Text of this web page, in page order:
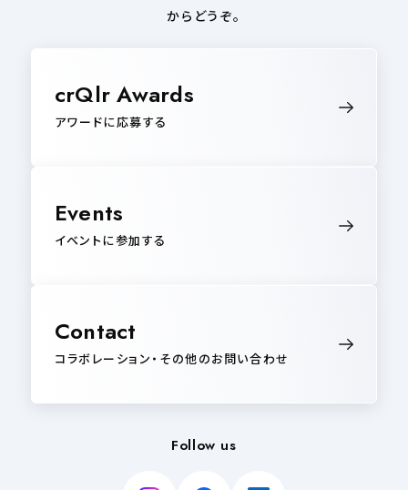
からどうぞ。
crQlr Awards
アワードに応募する
Events
イベントに参加する
Contact
コラボレーション・その他のお問い合わせ
Follow us